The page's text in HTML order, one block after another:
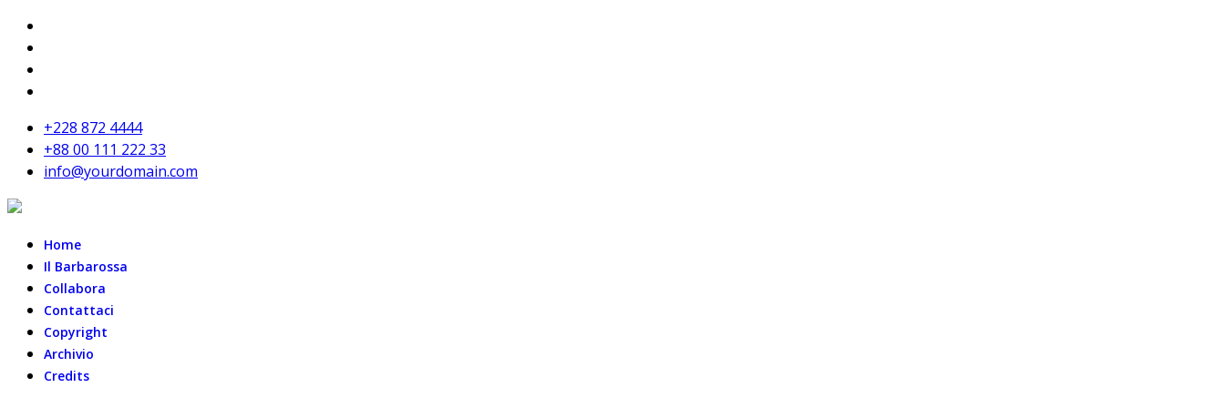
+228 872 4444
+88 00 111 222 33
info@yourdomain.com
Home
Il Barbarossa
Collabora
Contattaci
Copyright
Archivio
Credits